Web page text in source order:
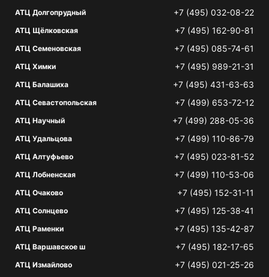
АТЦ Долгопрудный +7 (495) 032-08-22
АТЦ Щёлковская +7 (495) 162-90-81
АТЦ Семеновская +7 (495) 085-74-61
АТЦ Химки +7 (495) 989-21-31
АТЦ Балашиха +7 (495) 431-63-63
АТЦ Севастопольская +7 (499) 653-72-12
АТЦ Научный +7 (499) 288-05-36
АТЦ Удальцова +7 (499) 110-86-79
АТЦ Алтуфьево +7 (495) 023-81-52
АТЦ Лобненская +7 (499) 110-53-06
АТЦ Очаково +7 (495) 152-31-11
АТЦ Солнцево +7 (495) 125-38-41
АТЦ Раменки +7 (495) 135-42-87
АТЦ Варшавское ш +7 (495) 182-17-65
АТЦ Измайлово +7 (495) 021-25-26